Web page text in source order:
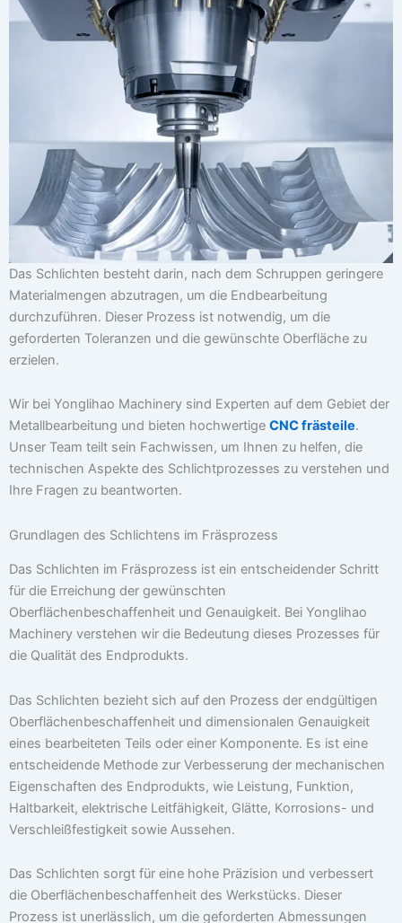
Das Schlichten besteht darin, nach dem Schruppen geringere
Materialmengen abzutragen, um die Endbearbeitung
durchzuführen. Dieser Prozess ist notwendig, um die
geforderten Toleranzen und die gewünschte Oberfläche zu
erzielen.
Wir bei Yonglihao Machinery sind Experten auf dem Gebiet der
Metallbearbeitung und bieten hochwertige CNC frästeile.
Unser Team teilt sein Fachwissen, um Ihnen zu helfen, die
technischen Aspekte des Schlichtprozesses zu verstehen und
Ihre Fragen zu beantworten.
Grundlagen des Schlichtens im Fräsprozess
Das Schlichten im Fräsprozess ist ein entscheidender Schritt
für die Erreichung der gewünschten
Oberflächenbeschaffenheit und Genauigkeit. Bei Yonglihao
Machinery verstehen wir die Bedeutung dieses Prozesses für
die Qualität des Endprodukts.
Das Schlichten bezieht sich auf den Prozess der endgültigen
Oberflächenbeschaffenheit und dimensionalen Genauigkeit
eines bearbeiteten Teils oder einer Komponente. Es ist eine
entscheidende Methode zur Verbesserung der mechanischen
Eigenschaften des Endprodukts, wie Leistung, Funktion,
Haltbarkeit, elektrische Leitfähigkeit, Glätte, Korrosions- und
Verschleißfestigkeit sowie Aussehen.
Das Schlichten sorgt für eine hohe Präzision und verbessert
die Oberflächenbeschaffenheit des Werkstücks. Dieser
Prozess ist unerlässlich, um die geforderten Abmessungen